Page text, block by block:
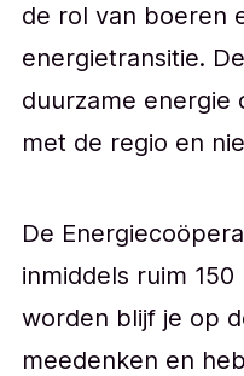
de rol van boeren
energietransitie.
duurzame energie
met de regio en
De
inmiddels ruim
worden blijf je op
meedenken en